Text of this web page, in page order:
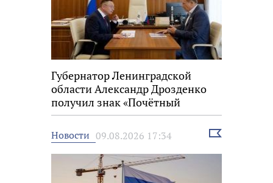
Губернатор Ленинградской
области Александр Дрозденко
получил знак «Почётный
строитель России»
Новости 09.08.2026 17:34
Выбрать